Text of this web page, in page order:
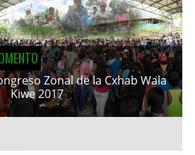
Zonal de la Cxhab Wala
Kiwe 2017